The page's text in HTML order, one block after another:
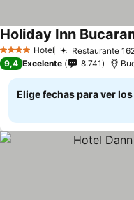
4 EstrellasHotel Restaurante
Holiday Inn
9,4 Excelente 8.741
Elige fechas para ver